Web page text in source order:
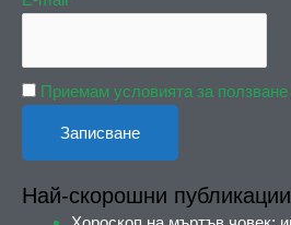
Приемам условията за ползване
Най-скорошни публикации